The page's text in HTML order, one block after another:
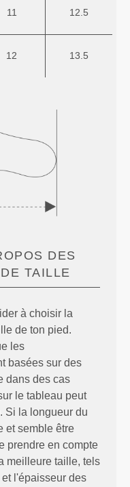
11 12.5
12 13.5
DES
TAILLE
à choisir la
de ton pied.
les
basées sur des
dans des cas
le tableau peut
Si la longueur du
et semble être
prendre en compte
meilleure taille, tels
l'épaisseur des